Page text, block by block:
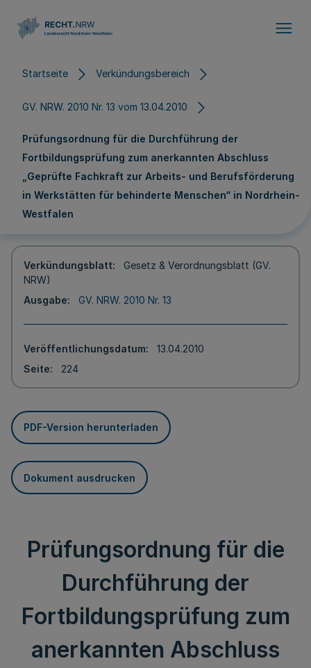
Startseite Verkündungsbereich
GV. NRW. 2010 Nr. 13 vom 13.04.2010
Prüfungsordnung für die Durchführung der
Fortbildungsprüfung zum anerkannten Abschluss
„Geprüfte Fachkraft zur Arbeits- und Berufsförderung
in Werkstätten für behinderte Menschen“ in Nordrhein-
Westfalen
Verkündungsblatt
Gesetz & Verordnungsblatt (GV.
NRW)
Ausgabe
GV. NRW. 2010 Nr. 13
Veröffentlichungsdatum
13.04.2010
Seite
224
PDF-Version herunterladen
Dokument ausdrucken
Prüfungsordnung für die
Durchführung der
Fortbildungsprüfung zum
anerkannten Abschluss